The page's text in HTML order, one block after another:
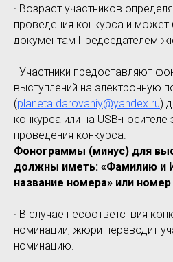
· Возраст участников
проведения конкурса и
документам Председателем
· Участники предоставляют
выступлений на электронную
(planeta.darovaniy@yandex.ru)
конкурса или на USB-
проведения конкурса.
Фонограммы (минус) для
должны иметь: «Фамилию и
название номера» или номер
· В случае несоответствия
номинации, жюри переводит
номинацию.